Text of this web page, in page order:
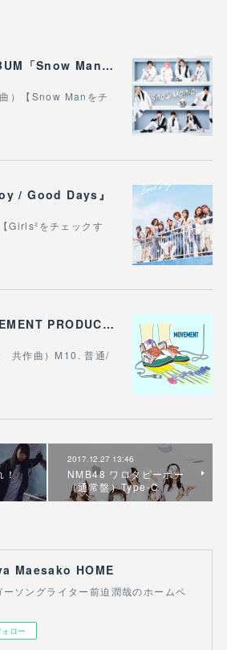
Snow Man 1st ALBUM「Snow Mania S1」
）【Snow Manをチ
/ Good Days』
Girls²をチェックす
MOVEMENT / MOVEMENT PRODUCTION
共作曲）M10. 普通/
！
2017.12.27 13:46
NMB48 ワロタピーポー
（通常盤）Type-C
Maesako HOME
ーソングライター前迫潤哉のホームペ
ォロー